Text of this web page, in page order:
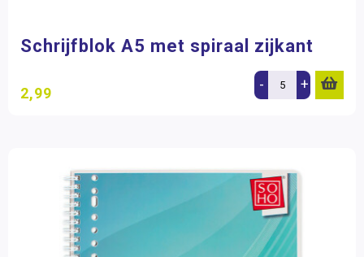
Schrijfblok A5 met spiraal zijkant
2,99 - +